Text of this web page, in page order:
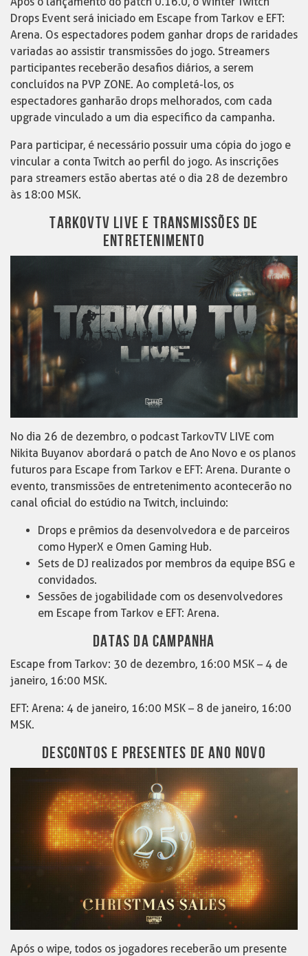
Drops Event será iniciado em Escape from Tarkov e EFT:
Arena. Os espectadores podem ganhar drops de raridades
variadas ao assistir transmissões do jogo. Streamers
participantes receberão desafios diários, a serem
concluídos na PVP ZONE. Ao completá-los, os
espectadores ganharão drops melhorados, com cada
upgrade vinculado a um dia específico da campanha.
Para participar, é necessário possuir uma cópia do jogo e
vincular a conta Twitch ao perfil do jogo. As inscrições
para streamers estão abertas até o dia 28 de dezembro
às 18:00 MSK.
TARKOVTV LIVE E TRANSMISSÕES DE
ENTRETENIMENTO
No dia 26 de dezembro, o podcast TarkovTV LIVE com
Nikita Buyanov abordará o patch de Ano Novo e os planos
futuros para Escape from Tarkov e EFT: Arena. Durante o
evento, transmissões de entretenimento acontecerão no
canal oficial do estúdio na Twitch, incluindo:
Drops e prêmios da desenvolvedora e de parceiros
como HyperX e Omen Gaming Hub.
Sets de DJ realizados por membros da equipe BSG e
convidados.
Sessões de jogabilidade com os desenvolvedores
em Escape from Tarkov e EFT: Arena.
DATAS DA CAMPANHA
Escape from Tarkov: 30 de dezembro, 16:00 MSK – 4 de
janeiro, 16:00 MSK.
EFT: Arena: 4 de janeiro, 16:00 MSK – 8 de janeiro, 16:00
MSK.
DESCONTOS E PRESENTES DE ANO NOVO
Após o wipe, todos os jogadores receberão um presente